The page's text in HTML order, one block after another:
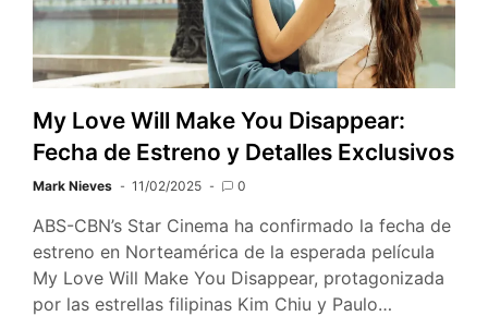
My Love Will Make You Disappear:
Fecha de Estreno y Detalles Exclusivos
Mark Nieves 11/02/2025 0
ABS-CBN’s Star Cinema ha confirmado la fecha de
estreno en Norteamérica de la esperada película
My Love Will Make You Disappear, protagonizada
por las estrellas filipinas Kim Chiu y Paulo…